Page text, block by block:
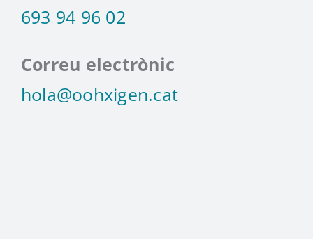
693 94 96 02
Correu electrònic
hola@oohxigen.cat